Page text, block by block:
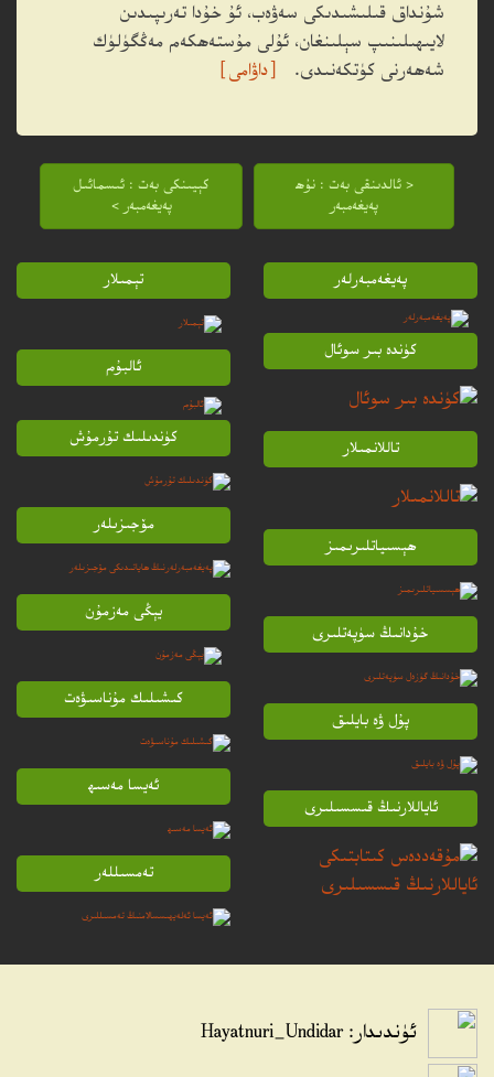
شۇنداق قىلىشىدىكى سەۋەب، ئۇ خۇدا تەرىپىدىن
لايىھىلىنىپ سېلىنغان، ئۇلى مۇستەھكەم مەڭگۈلۈك
شەھەرنى كۈتكەنىدى.
［داۋامى］
< ئالدىنقى بەت : نۇھ
پەيغەمبەر
كېيىنكى بەت : ئىسمائىل
پەيغەمبەر >
پەيغەمبەرلەر
كۈندە بىر سوئال
تاللانمىلار
ھېسىياتلىرىمىز
خۇدانىڭ سۈپەتلىرى
پۇل ۋە بايلىق
ئاياللارنىڭ قىسسىلىرى
تېمىلار
ئالبۇم
كۈندىلىك تۇرمۇش
مۆجىزىلەر
يېڭى مەزمۇن
كىشىلىك مۇناسىۋەت
ئەيسا مەسىھ
تەمسىللەر
ئۈندىدار: Hayatnuri_Undidar